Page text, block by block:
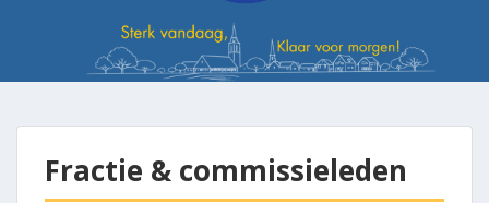
Fractie & commissieleden
Kandidaten 2026
Bestuur
Uitgangspunten
Actualiteiten